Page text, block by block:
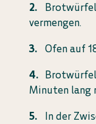
vermengen.
Ofen auf
Minuten lang
In der